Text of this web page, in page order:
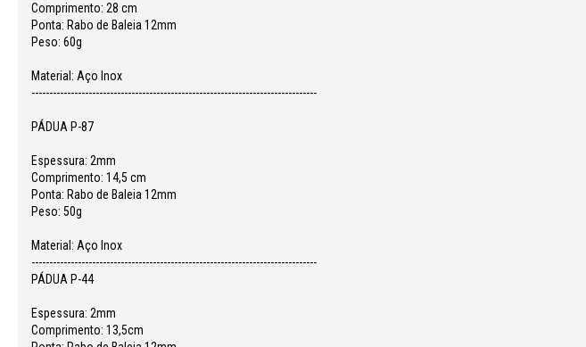
Comprimento: 28 cm
Ponta: Rabo de Baleia 12mm
Peso: 60g
Material: Aço Inox
--------------------------------------------------------------------------------
PÁDUA P-87
Espessura: 2mm
Comprimento: 14,5 cm
Ponta: Rabo de Baleia 12mm
Peso: 50g
Material: Aço Inox
--------------------------------------------------------------------------------
PÁDUA P-44
Espessura: 2mm
Comprimento: 13,5cm